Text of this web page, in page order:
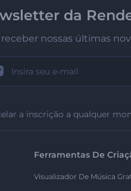
da
nossas últimas
a inscrição a qualquer
Ferramentas De
Visualizador De Música